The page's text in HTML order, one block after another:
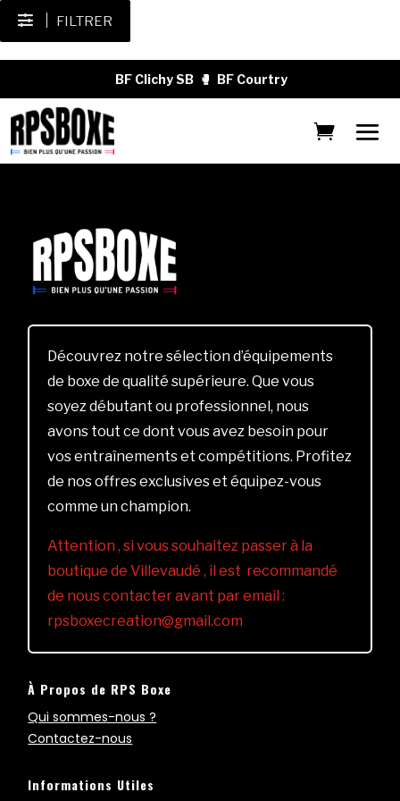
FILTRER
BF Clichy SB 🥊 BF Courtry
Découvrez notre sélection d’équipements
de boxe de qualité supérieure. Que vous
soyez débutant ou professionnel, nous
avons tout ce dont vous avez besoin pour
vos entraînements et compétitions. Profitez
de nos offres exclusives et équipez-vous
comme un champion.
Attention , si vous souhaitez passer à la
boutique de Villevaudé , il est recommandé
de nous contacter avant par email :
rpsboxecreation@gmail.com
À Propos de RPS Boxe
Qui sommes-nous ?
Contactez-nous
Informations Utiles